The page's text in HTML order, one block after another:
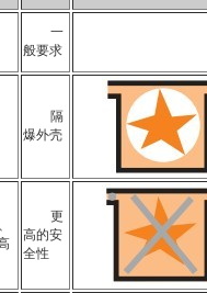
一
般要求
隔
爆外壳
更
高的安
全性